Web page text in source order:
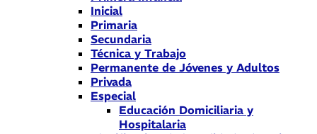
Inicial
Primaria
Secundaria
Técnica y Trabajo
Permanente de Jóvenes y Adultos
Privada
Especial
Educación Domiciliaria y
Hospitalaria